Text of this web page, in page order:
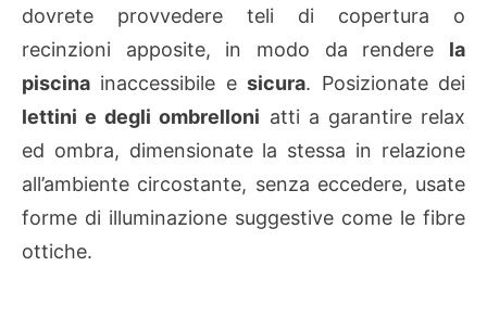
dovrete provvedere teli di copertura o
recinzioni apposite, in modo da rendere la
piscina inaccessibile esicura. Posizionate dei
lettini e degli ombrelloni atti a garantire relax
ed ombra, dimensionate la stessa in relazione
all’ambiente circostante, senza eccedere, usate
forme di illuminazione suggestive come le fibre
ottiche.